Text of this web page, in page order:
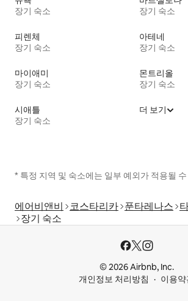
장기 숙소
장기 숙소
피렌체
장기 숙소
아테네
장기 숙소
마이애미
장기 숙소
몬트리올
장기 숙소
시애틀
장기 숙소
더 보기
* 특정 지역 및 숙소에는 일부 예외가 적용될
에어비앤비 코스타리카 푼타레나스
장기 숙소
© 2026 Airbnb, Inc.
개인정보 처리방침
이용